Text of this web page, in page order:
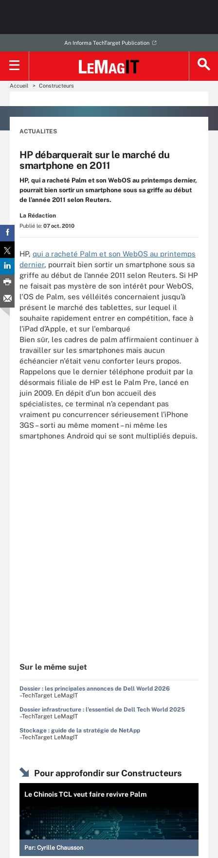
An Informa TechTarget Publication
Accueil Constructeurs
ACTUALITES
HP débarquerait sur le marché du
smartphone en 2011
HP, qui a racheté Palm et son WebOS au printemps dernier,
pourrait bien sortir un smartphone sous sa griffe au début
de l’année 2011 selon Reuters.
La Rédaction
Publié le: 07 oct. 2010
HP, qui a racheté Palm et son WebOS au printemps
dernier, pourrait bien sortir un smartphone sous sa
griffe au début de l’année 2011 selon Reuters. Si HP
ne faisait pas mystère de son intérêt pour WebOS,
l'OS de Palm, ses vélléités concernaient jusqu’à
présent le marché des tablettes, sur lequel il
souhaite rapidement entrer en compétition, face à
l’iPad d’Apple, et sur l'embarqué
Bien sûr, les cadres de palm affirmaient continuer à
travailler sur les smartphones mais aucun
échéancier n'était venu conforter leurs propos.
Rappelons que le dernier téléphone produit par la
désormais filiale de HP est le Palm Pre, lancé en
juin 2009. En dépit d’un bon accueil des
spécialistes, ce terminal n’a cependant pas
vraiment pu concurrencer sérieusement l’iPhone
3GS – sorti au même moment – ni même les
smartphones Android qui se sont multipliés depuis.
Sur le même sujet
Dossier : les principales annonces de Dell World 2026
–TechTarget LeMagIT
Dossier infrastructure : l'essentiel de Dell Tech World 2025
–TechTarget LeMagIT
Stockage : guide de la stratégie de NetApp
–TechTarget LeMagIT
Pour approfondir sur Constructeurs
Le Chinois TCL veut faire revivre Palm
Par: Cyrille Chausson